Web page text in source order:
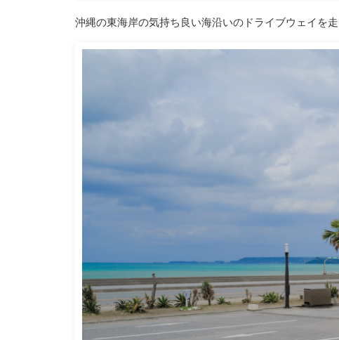
沖縄の東海岸の気持ち良い海沿いのドライブウェイを